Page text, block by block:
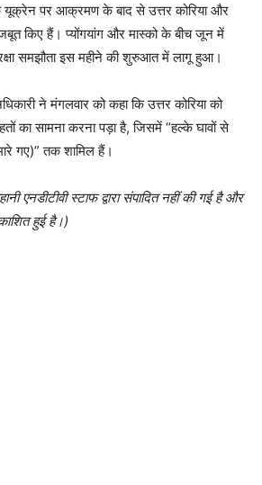
पर आक्रमण के बाद से उत्तर कोरिया और
किए हैं। प्योंगयांग और मास्को के बीच जून में
रक्षा समझौता इस महीने की शुरुआत में लागू हुआ।
ने मंगलवार को कहा कि उत्तर कोरिया को
का सामना करना पड़ा है, जिसमें “हल्के घावों से
गए)” तक शामिल हैं।
एनडीटीवी स्टाफ द्वारा संपादित नहीं की गई है और
हुई है।)